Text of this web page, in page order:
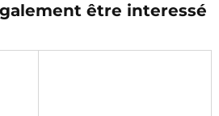
être interessé